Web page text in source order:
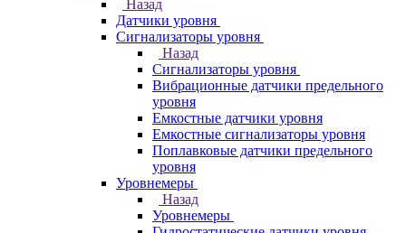
Назад
Датчики уровня
Сигнализаторы уровня
Назад
Сигнализаторы уровня
Вибрационные датчики предельного
уровня
Емкостные датчики уровня
Емкостные сигнализаторы уровня
Поплавковые датчики предельного
уровня
Уровнемеры
Назад
Уровнемеры